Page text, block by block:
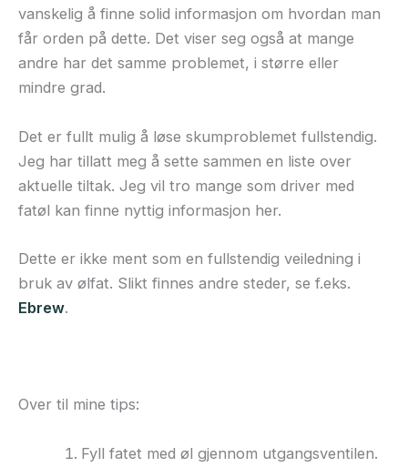
vanskelig å finne solid informasjon om hvordan man
får orden på dette. Det viser seg også at mange
andre har det samme problemet, i større eller
mindre grad.
Det er fullt mulig å løse skumproblemet fullstendig.
Jeg har tillatt meg å sette sammen en liste over
aktuelle tiltak. Jeg vil tro mange som driver med
fatøl kan finne nyttig informasjon her.
Dette er ikke ment som en fullstendig veiledning i
bruk av ølfat. Slikt finnes andre steder, se f.eks.
Ebrew.
Over til mine tips:
Fyll fatet med øl gjennom utgangsventilen.